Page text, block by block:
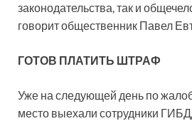
законодательства, так и
говорит общественник Павел
ГОТОВ ПЛАТИТЬ ШТРАФ
Уже на следующей день по
место выехали сотрудники